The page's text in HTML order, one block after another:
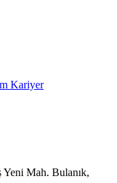
Kariyer
Mah. Bulanık,